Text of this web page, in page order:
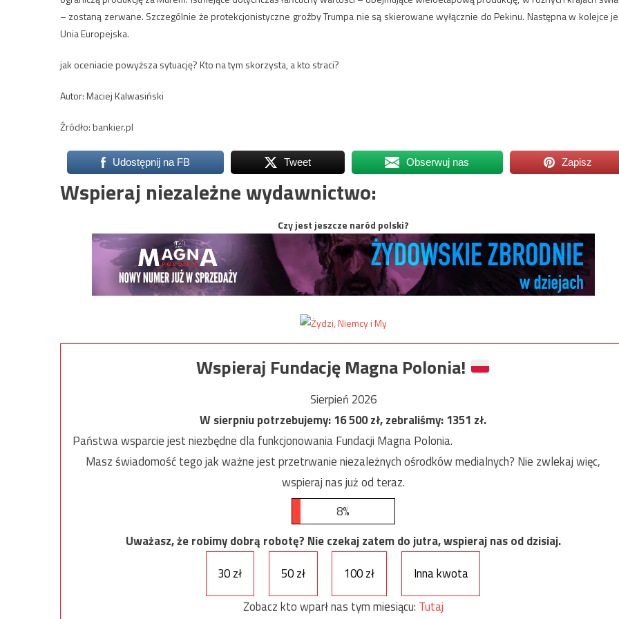
– zostaną zerwane. Szczególnie że protekcjonistyczne groźby Trumpa nie są skierowane wyłącznie do Pekinu. Następna w kolejce
Unia Europejska.
jak oceniacie powyższa sytuację? Kto na tym skorzysta, a kto straci?
Autor: Maciej Kalwasiński
Źródło: bankier.pl
Udostępnij na FB Tweet Obserwuj nas Zapisz
Wspieraj niezależne wydawnictwo:
Czy jest jeszcze naród polski?
Wspieraj Fundację Magna Polonia!
Sierpień 2026
W sierpniu potrzebujemy:16 500zł, zebraliśmy:1351 zł.
Państwa wsparcie jest niezbędne dla funkcjonowania Fundacji Magna Polonia.
Masz świadomość tego jak ważne jest przetrwanie niezależnych ośrodków medialnych? Nie zwlekaj więc,
wspieraj nas już od teraz.
8%
Uważasz, że robimy dobrą robotę? Nie czekaj zatem do jutra, wspieraj nas od dzisiaj.
30 zł
50 zł 100 zł
Inna kwota
Zobacz kto wparł nas tym miesiącu: Tutaj